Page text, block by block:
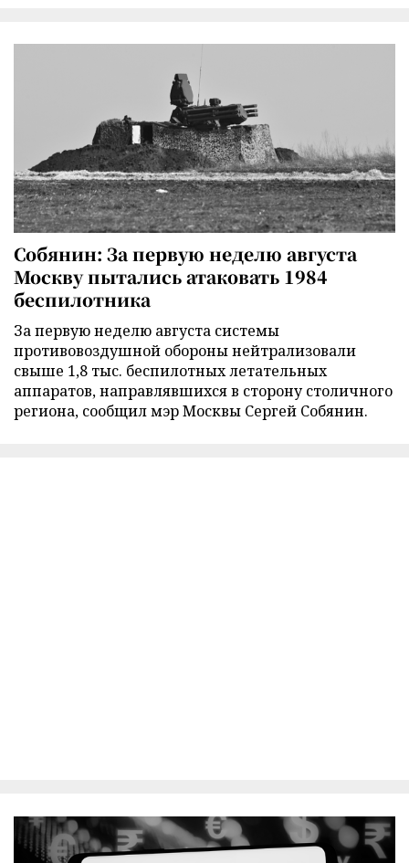
Собянин: За первую неделю августа
Москву пытались атаковать 1984
беспилотника
За первую неделю августа системы
противовоздушной обороны нейтрализовали
свыше 1,8 тыс. беспилотных летательных
аппаратов, направлявшихся в сторону столичного
региона, сообщил мэр Москвы Сергей Собянин.